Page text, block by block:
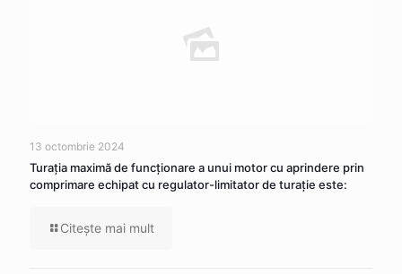
13 octombrie 2024
Turația maximă de funcționare a unui motor cu aprindere prin
comprimare echipat cu regulator-limitator de turație este:
Citeşte mai mult